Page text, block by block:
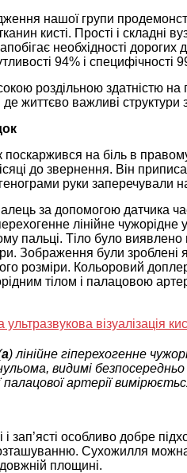
нашої групи
кисті. Прості і складні
необхідності
94% і специфічності
роздільною здатністю
життєво важливі
поскаржився на біль в
до звернення. Він
руки заперечували
за допомогою датчика
лінійне
пальці. Тіло було
Зображення були зроблені
розміри. Кольоровий
тілом і палацовою
а) лінійне гіперехогенне
видимі
палацової артерії
зап’ясті особливо добре
Сухожилля можна
площині.